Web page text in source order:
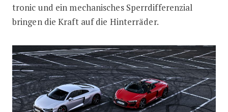
tronic und ein mechanisches Sperrdifferenzial
bringen die Kraft auf die Hinterräder.